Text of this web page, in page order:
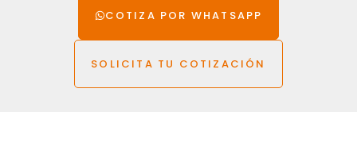
COTIZA POR WHATSAPP
SOLICITA TU COTIZACIÓN